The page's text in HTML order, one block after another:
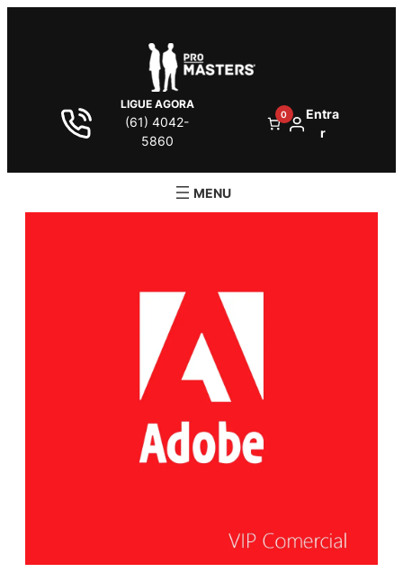
LIGUE AGORA
(61) 4042-
5860
0
Entra
r